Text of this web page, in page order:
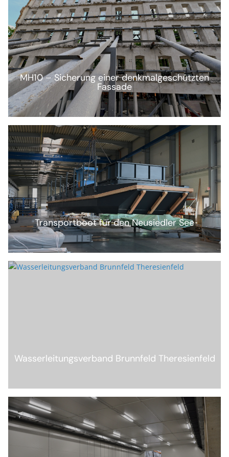
MH10 – Sicherung einer denkmalgeschützten
Fassade
Transportboot für den Neusiedler See
Wasserleitungsverband Brunnfeld Theresienfeld